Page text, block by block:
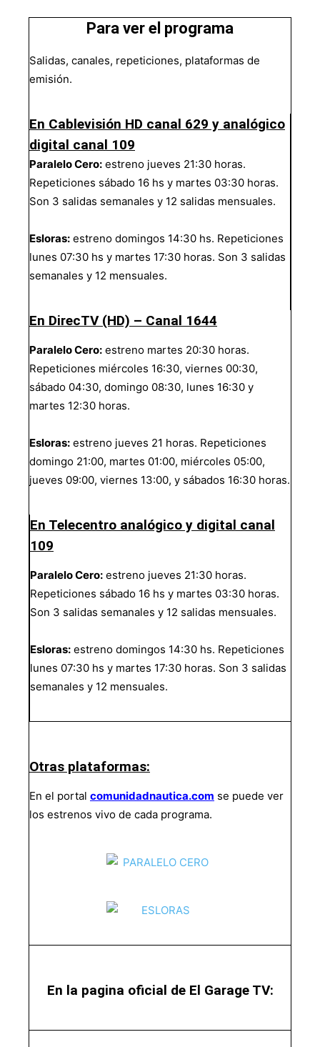
Para ver el programa
Salidas, canales, repeticiones, plataformas de
emisión.
En Cablevisión HD canal 629 y analógico
digital canal 109
Paralelo Cero: estreno jueves 21:30 horas.
Repeticiones sábado 16 hs y martes 03:30 horas.
Son 3 salidas semanales y 12 salidas mensuales.
Esloras: estreno domingos 14:30 hs. Repeticiones
lunes 07:30 hs y martes 17:30 horas. Son 3 salidas
semanales y 12 mensuales.
En DirecTV (HD) – Canal 1644
Paralelo Cero: estreno martes 20:30 horas.
Repeticiones miércoles 16:30, viernes 00:30,
sábado 04:30, domingo 08:30, lunes 16:30 y
martes 12:30 horas.
Esloras: estreno jueves 21 horas. Repeticiones
domingo 21:00, martes 01:00, miércoles 05:00,
jueves 09:00, viernes 13:00, y sábados 16:30 horas.
En Telecentro analógico y digital canal
109
Paralelo Cero: estreno jueves 21:30 horas.
Repeticiones sábado 16 hs y martes 03:30 horas.
Son 3 salidas semanales y 12 salidas mensuales.
Esloras: estreno domingos 14:30 hs. Repeticiones
lunes 07:30 hs y martes 17:30 horas. Son 3 salidas
semanales y 12 mensuales.
Otras plataformas:
En el portal comunidadnautica.com se puede ver
los estrenos vivo de cada programa.
En la pagina oficial de El Garage TV: